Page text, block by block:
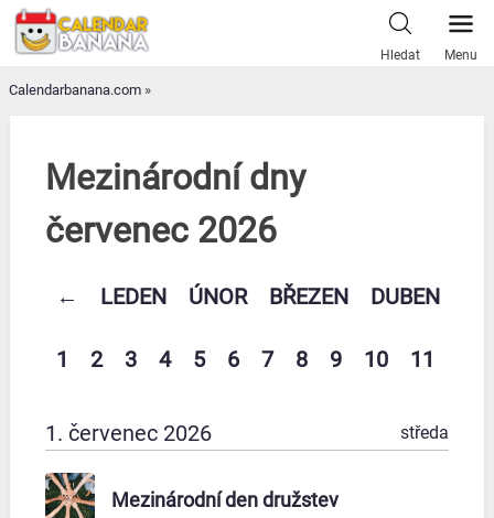
Skip
Hledat Menu
Calendarbanana.com »
Mezinárodní dny
červenec 2026
← LEDEN ÚNOR BŘEZEN DUBEN
1 2 3 4 5 6 7 8 9 10 11
1. červenec 2026 středa
Mezinárodní den družstev